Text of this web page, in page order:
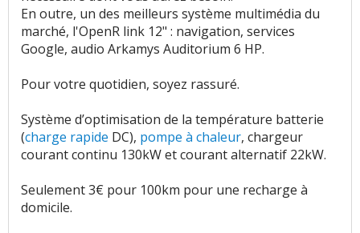
En outre, un des meilleurs système multimédia du
marché, l'OpenR link 12" : navigation, services
Google, audio Arkamys Auditorium 6 HP.
Pour votre quotidien, soyez rassuré.
Système d’optimisation de la température batterie
(charge rapide DC), pompe à chaleur, chargeur
courant continu 130kW et courant alternatif 22kW.
Seulement 3€ pour 100km pour une recharge à
domicile.